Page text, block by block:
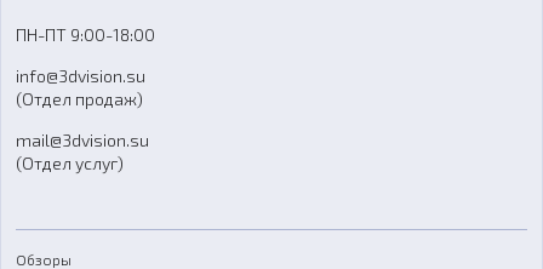
FAQ
ПН-ПТ 9:00-18:00
info@3dvision.su
(Отдел продаж)
mail@3dvision.su
(Отдел услуг)
Обзоры